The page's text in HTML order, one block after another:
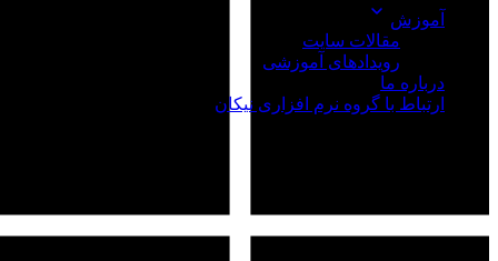
آموزش
مقالات سایت
رویدادهای آموزشی
درباره ما
ارتباط با گروه نرم افزاری نیکان